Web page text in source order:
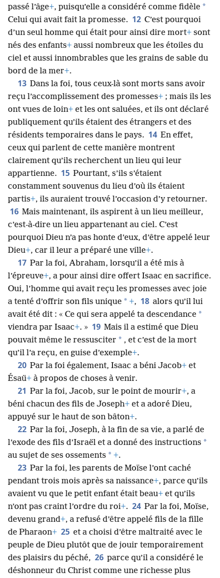
passé l’âge+, puisqu’elle a considéré comme fidèle *
Celui qui avait fait la promesse. 12 C’est pourquoi
d’un seul homme qui était pour ainsi dire mort+ sont
nés des enfants+ aussi nombreux que les étoiles du
ciel et aussi innombrables que les grains de sable du
bord de la mer+.
13 Dans la foi, tous ceux-là sont morts sans avoir
reçu l’accomplissement des promesses+ ; mais ils les
ont vues de loin+ et les ont saluées, et ils ont déclaré
publiquement qu’ils étaient des étrangers et des
résidents temporaires dans le pays. 14 En effet,
ceux qui parlent de cette manière montrent
clairement qu’ils recherchent un lieu qui leur
appartienne. 15 Pourtant, s’ils s’étaient
constamment souvenus du lieu d’où ils étaient
partis+, ils auraient trouvé l’occasion d’y retourner.
16 Mais maintenant, ils aspirent à un lieu meilleur,
c’est-à-dire un lieu appartenant au ciel. C’est
pourquoi Dieu n’a pas honte d’eux, d’être appelé leur
Dieu+, car il leur a préparé une ville+.
17 Par la foi, Abraham, lorsqu’il a été mis à
l’épreuve+, a pour ainsi dire offert Isaac en sacrifice.
Oui, l’homme qui avait reçu les promesses avec joie
a tenté d’offrir son fils unique * +, 18 alors qu’il lui
avait été dit : « Ce qui sera appelé ta descendance *
viendra par Isaac+. » 19 Mais il a estimé que Dieu
pouvait même le ressusciter * , et c’est de la mort
qu’il l’a reçu, en guise d’exemple+.
20 Par la foi également, Isaac a béni Jacob+ et
Ésaü+ à propos de choses à venir.
21 Par la foi, Jacob, sur le point de mourir+, a
béni chacun des fils de Joseph+ et a adoré Dieu,
appuyé sur le haut de son bâton+.
22 Par la foi, Joseph, à la fin de sa vie, a parlé de
l’exode des fils d’Israël et a donné des instructions *
au sujet de ses ossements * +.
23 Par la foi, les parents de Moïse l’ont caché
pendant trois mois après sa naissance+, parce qu’ils
avaient vu que le petit enfant était beau+ et qu’ils
n’ont pas craint l’ordre du roi+. 24 Par la foi, Moïse,
devenu grand+, a refusé d’être appelé fils de la fille
de Pharaon+ 25 et a choisi d’être maltraité avec le
peuple de Dieu plutôt que de jouir temporairement
des plaisirs du péché, 26 parce qu’il a considéré le
déshonneur du Christ comme une richesse plus